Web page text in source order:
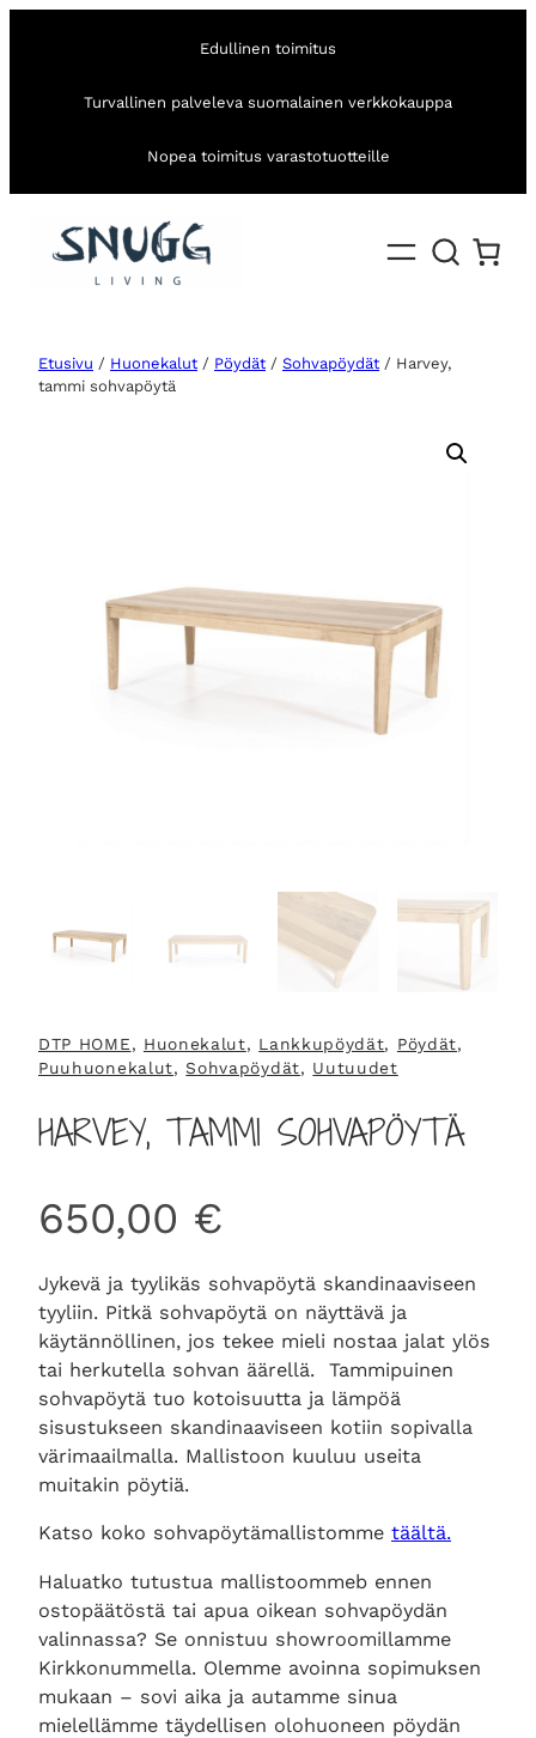
Edullinen toimitus
Turvallinen palveleva suomalainen verkkokauppa
Nopea toimitus varastotuotteille
Etusivu / Huonekalut / Pöydät / Sohvapöydät / Harvey,
tammi sohvapöytä
DTP HOME, Huonekalut, Lankkupöydät, Pöydät
Puuhuonekalut, Sohvapöydät, Uutuudet
HARVEY, TAMMI SOHVAPÖYTÄ
650,00 €
Jykevä ja tyylikäs sohvapöytä skandinaaviseen
tyyliin. Pitkä sohvapöytä on näyttävä ja
käytännöllinen, jos tekee mieli nostaa jalat ylös
tai herkutella sohvan äärellä. Tammipuinen
sohvapöytä tuo kotoisuutta ja lämpöä
sisustukseen skandinaaviseen kotiin sopivalla
värimaailmalla. Mallistoon kuuluu useita
muitakin pöytiä.
Katso koko sohvapöytämallistomme täältä.
Haluatko tutustua mallistoommeb ennen
ostopäätöstä tai apua oikean sohvapöydän
valinnassa? Se onnistuu showroomillamme
Kirkkonummella. Olemme avoinna sopimuksen
mukaan – sovi aika ja autamme sinua
mielellämme täydellisen olohuoneen pöydän